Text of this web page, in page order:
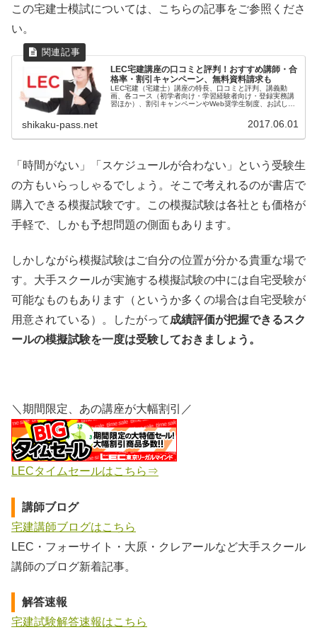
この宅建士模試については、こちらの記事をご参照くださ
い。
LEC宅建講座の口コミと評判！おすすめ講師・合
格率・割引キャンペーン、無料資料請求も
LEC宅建（宅建士）講座の特長、口コミと評判、講義動
画、各コース（初学者向け・学習経験者向け・登録実務講
習ほか）、割引キャンペーンやWeb奨学生制度、お試し受
shikaku-pass.net 2017.06.01
「時間がない」「スケジュールが合わない」という受験生
の方もいらっしゃるでしょう。そこで考えれるのが書店で
購入できる模擬試験です。この模擬試験は各社とも価格が
手軽で、しかも予想問題の側面もあります。
しかしながら模擬試験はご自分の位置が分かる貴重な場で
す。大手スクールが実施する模擬試験の中には自宅受験が
可能なものもあります（というか多くの場合は自宅受験が
用意されている）。したがって成績評価が把握できるスク
ールの模擬試験を一度は受験しておきましょう。
＼期間限定、あの講座が大幅割引／
LECタイムセールはこちら⇒
講師ブログ
宅建講師ブログはこちら
LEC・フォーサイト・大原・クレアールなど大手スクール
講師のブログ新着記事。
解答速報
宅建試験解答速報はこちら